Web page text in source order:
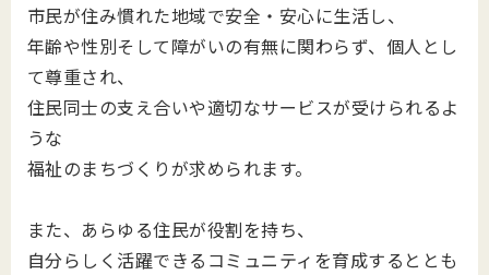
市民が住み慣れた地域で安全・安心に生活し、
年齢や性別そして障がいの有無に関わらず、個人とし
て尊重され、
住民同士の支え合いや適切なサービスが受けられるよ
うな
福祉のまちづくりが求められます。
また、あらゆる住民が役割を持ち、
自分らしく活躍できるコミュニティを育成するととも